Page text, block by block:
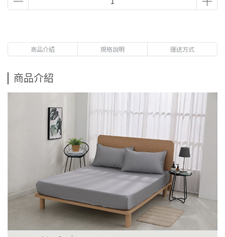
商品介紹 規格說明 運送方式
商品介紹